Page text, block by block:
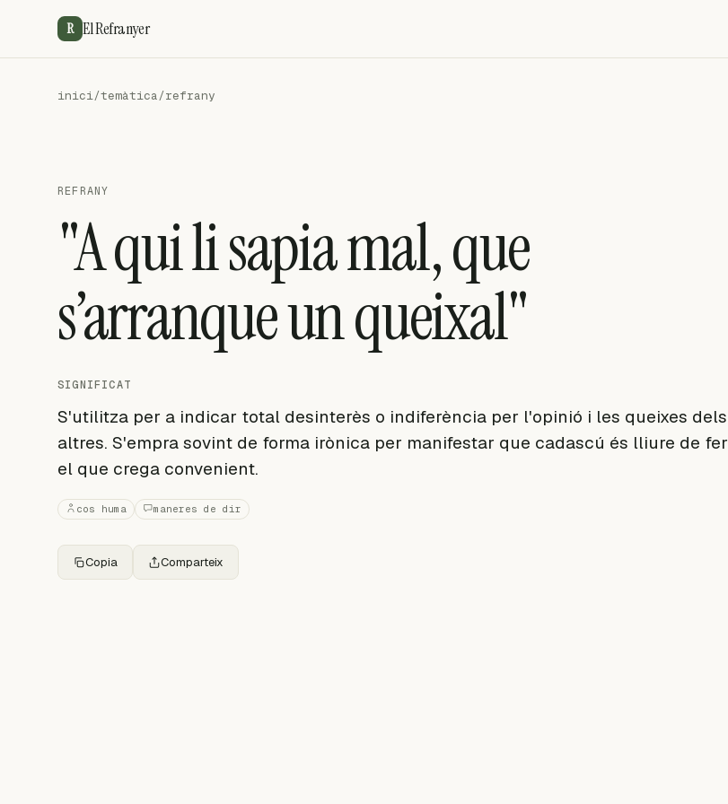
R El Refranyer
inici/temàtica/refrany
REFRANY
"A qui li sapia mal, que
s’arranque un queixal"
SIGNIFICAT
S'utilitza per a indicar total desinterès o indiferència per l'opinió i les queixes dels
altres. S'empra sovint de forma irònica per manifestar que cadascú és lliure de fer
el que crega convenient.
cos huma maneres de dir
Copia Comparteix